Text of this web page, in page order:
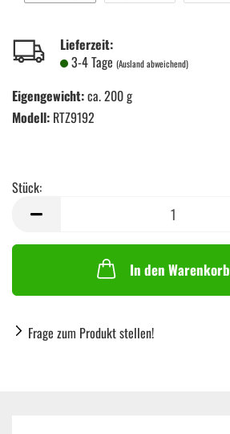
Lieferzeit:
3-4 Tage (Ausland abweichend)
Eigengewicht:ca. 200 g
Modell: RTZ9192
Stück:
In den Warenkorb
Frage zum Produkt stellen!